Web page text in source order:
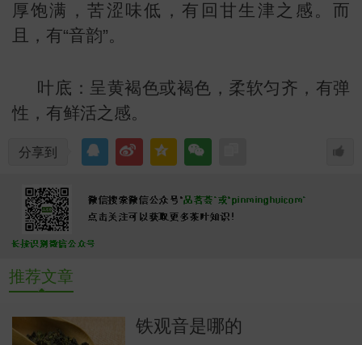
厚饱满，苦涩味低，有回甘生津之感。而
且，有“音韵”。
叶底：呈黄褐色或褐色，柔软匀齐，有弹
性，有鲜活之感。
分享到
推荐文章
铁观音是哪的